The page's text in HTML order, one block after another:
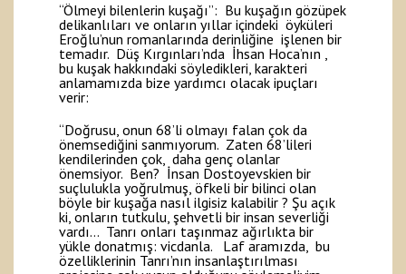
“Ölmeyi bilenlerin kuşağı”: Bu kuşağın gözüpek
delikanlıları ve onların yıllar içindeki öyküleri
Eroğlu’nun romanlarında derinliğine işlenen bir
temadır. Düş Kırgınları’nda İhsan Hoca’nın ,
bu kuşak hakkındaki söyledikleri, karakteri
anlamamızda bize yardımcı olacak ipuçları
verir:
“Doğrusu, onun 68’li olmayı falan çok da
önemsediğini sanmıyorum. Zaten 68’lileri
kendilerinden çok, daha genç olanlar
önemsiyor. Ben? İnsan Dostoyevskien bir
suçlulukla yoğrulmuş, öfkeli bir bilinci olan
böyle bir kuşağa nasıl ilgisiz kalabilir ? Şu açık
ki, onların tutkulu, şehvetli bir insan severliği
vardı… Tanrı onları taşınmaz ağırlıkta bir
yükle donatmış: vicdanla. Laf aramızda, bu
özelliklerinin Tanrı’nın insanlaştırılması